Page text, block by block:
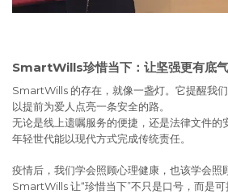
SmartWills珍惜当下：让坚强更有底气
SmartWills 的存在，就像一盏灯。它提醒我
以提前为爱人点亮一条安全的路。
无论是线上遗嘱服务的便捷，还是法律文件
年轻世代能以现代方式完成传统责任。
疫情后，我们学会照顾心理健康，也该学会照
SmartWills 让“珍惜当下”不只是口号，而是